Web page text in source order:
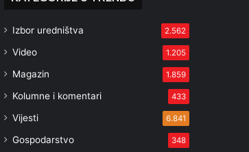
Izbor uredništva 2.562
Video 1.205
Magazin 1.859
Kolumne i komentari 433
Vijesti 6.841
Gospodarstvo 348